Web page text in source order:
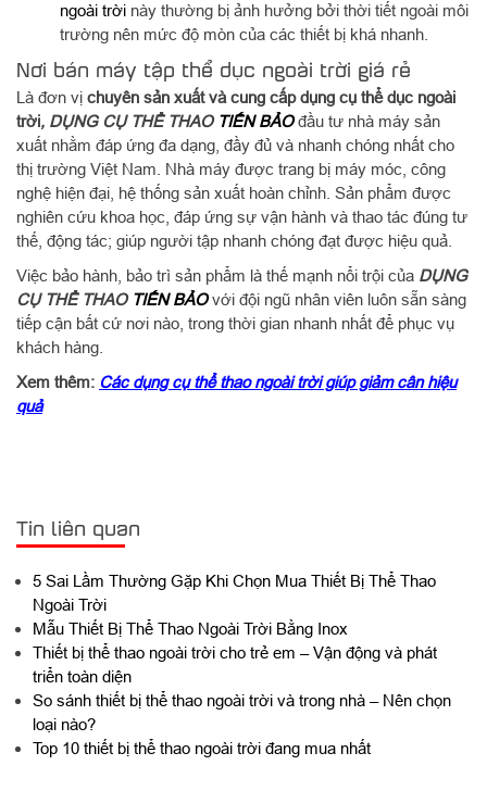
ngoài trời này thường bị ảnh hưởng bởi thời tiết ngoài môi
trường nên mức độ mòn của các thiết bị khá nhanh.
Nơi bán máy tập thể dục ngoài trời giá rẻ
Là đơn vị chuyên sản xuất và cung cấp dụng cụ thể dục ngoài
trời, DỤNG CỤ THỂ THAO TIẾN BẢOđầu tư nhà máy sản
xuất nhằm đáp ứng đa dạng, đầy đủ và nhanh chóng nhất cho
thị trường Việt Nam. Nhà máy được trang bị máy móc, công
nghệ hiện đại, hệ thống sản xuất hoàn chỉnh. Sản phẩm được
nghiên cứu khoa học, đáp ứng sự vận hành và thao tác đúng tư
thế, động tác; giúp người tập nhanh chóng đạt được hiệu quả.
Việc bảo hành, bảo trì sản phẩm là thế mạnh nổi trội của DỤNG
CỤ THỂ THAO TIẾN BẢOvới đội ngũ nhân viên luôn sẵn sàng
tiếp cận bất cứ nơi nào, trong thời gian nhanh nhất để phục vụ
khách hàng.
Xem thêm: Các dụng cụ thể thao ngoài trời giúp giảm cân hiệu
quả
Tin liên quan
5 Sai Lầm Thường Gặp Khi Chọn Mua Thiết Bị Thể Thao
Ngoài Trời
Mẫu Thiết Bị Thể Thao Ngoài Trời Bằng Inox
Thiết bị thể thao ngoài trời cho trẻ em – Vận động và phát
triển toàn diện
So sánh thiết bị thể thao ngoài trời và trong nhà – Nên chọn
loại nào?
Top 10 thiết bị thể thao ngoài trời đang mua nhất